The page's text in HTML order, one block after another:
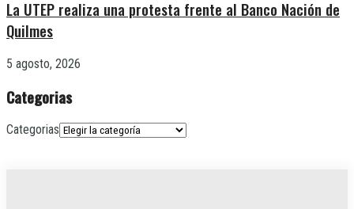
La UTEP realiza una protesta frente al Banco Nación de
Quilmes
5 agosto, 2026
Categorias
Categorias